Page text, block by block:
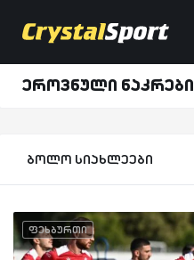
ეროვნული ნაკრები
ბოლო სიახლეები
ფეხბურთი